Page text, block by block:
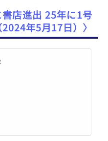
店進出 25年に1号
年5月17日）〉